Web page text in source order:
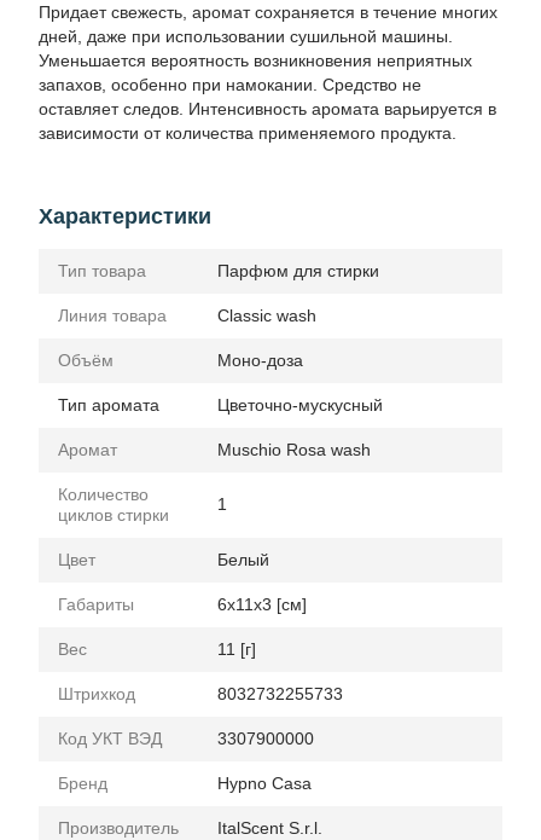
Придает свежесть, аромат сохраняется в течение многих
дней, даже при использовании сушильной машины.
Уменьшается вероятность возникновения неприятных
запахов, особенно при намокании. Средство не
оставляет следов. Интенсивность аромата варьируется в
зависимости от количества применяемого продукта.
Характеристики
Тип товара Парфюм для стирки
Линия товара Classic wash
Объём Моно-доза
Тип аромата Цветочно-мускусный
Аромат Muschio Rosa wash
Количество
циклов стирки
1
Цвет Белый
Габариты 6x11x3 [см]
Вес 11 [г]
Штрихкод 8032732255733
Код УКТ ВЭД 3307900000
Бренд Hypno Casa
Производитель ItalScent S.r.l.